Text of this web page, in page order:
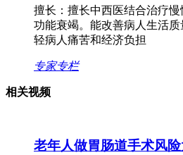
擅长： 擅长中西医结合治疗
功能衰竭。能改善病人生活
轻病人痛苦和经济负担
专家专栏
相关视频
老年人做胃肠道手术风